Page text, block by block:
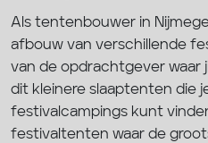
Als tentenbouwer in
afbouw van verschillende
van de opdrachtgever waar
dit kleinere slaaptenten die
festivalcampings kunt
festivaltenten waar de